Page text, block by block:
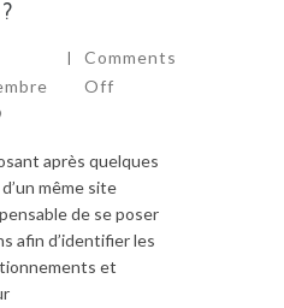
Comments
Off
après quelques
même site
de se poser
afin d’identifier les
et